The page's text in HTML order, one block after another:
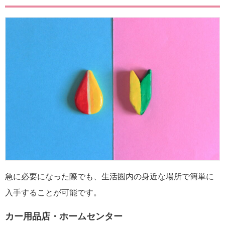
急に必要になった際でも、生活圏内の身近な場所で簡単に
入手することが可能です。
カー用品店・ホームセンター